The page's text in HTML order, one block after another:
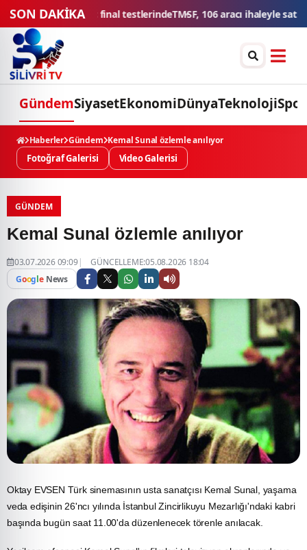
SON DAKİKA
aracı ihaleyle satışa sunacakDüğün konvoyuna ağır fatura:
GündemSiyasetEkonomiDünyaTeknolojiSpor
Haberler Gündem Kemal Sunal özlemle anılıyor
Fotoğraf Galerisi Video Galerisi
GÜNDEM
Kemal Sunal özlemle anılıyor
03.07.2026 09:09
GÜNCELLEME:05.08.2026 18:04
Google News
Oktay EVSEN Türk sinemasının usta sanatçısı Kemal Sunal, yaşama
veda edişinin 26'ncı yılında İstanbul Zincirlikuyu Mezarlığı'ndaki kabri
başında bugün saat 11.00'da düzenlenecek törenle anılacak.